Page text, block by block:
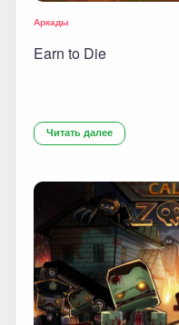
Аркады
Earn to Die
Читать далее